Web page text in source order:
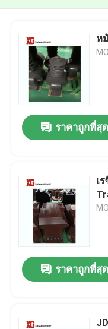
ห
ราคาถูกที่สุด
เ
ราคาถูกที่สุด